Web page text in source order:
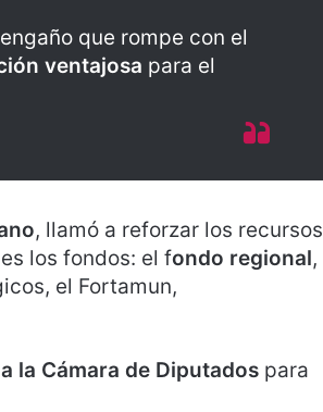
que rompe con el
ventajosa para el
, llamó a reforzar los recursos
los fondos: el fondo regional,
el Fortamun,
la Cámara de Diputados para